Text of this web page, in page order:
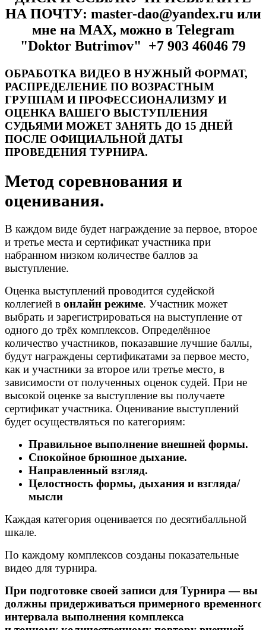
НА ПОЧТУ: master-dao@yandex.ru или
мне на MAX, можно в Telegram
"Doktor Butrimov" +7 903 46046 79
ОБРАБОТКА ВИДЕО В НУЖНЫЙ ФОРМАТ,
РАСПРЕДЕЛЕНИЕ ПО ВОЗРАСТНЫМ
ГРУППАМ И ПРОФЕССИОНАЛИЗМУ И
ОЦЕНКА ВАШЕГО ВЫСТУПЛЕНИЯ
СУДЬЯМИ МОЖЕТ ЗАНЯТЬ ДО 15 ДНЕЙ
ПОСЛЕ ОФИЦИАЛЬНОЙ ДАТЫ
ПРОВЕДЕНИЯ ТУРНИРА.
Метод соревнования и
оценивания.
В каждом виде будет награждение за первое, второе
и третье места и сертификат участника при
набранном низком количестве баллов за
выступление.
Оценка выступлений проводится судейской
коллегией в онлайн режиме. Участник может
выбрать и зарегистрироваться на выступление от
одного до трёх комплексов. Определённое
количество участников, показавшие лучшие баллы,
будут награждены сертификатами за первое место,
как и участники за второе или третье место, в
зависимости от полученных оценок судей. При не
высокой оценке за выступление вы получаете
сертификат участника. Оценивание выступлений
будет осуществляться по категориям:
Правильное выполнение внешней формы.
Спокойное брюшное дыхание.
Направленный взгляд.
Целостность формы, дыхания и взгляда/
мысли
Каждая категория оценивается по десятибалльной
шкале.
По каждому комплексов созданы показательные
видео для турнира.
При подготовке своей записи для Турнира — вы
должны придерживаться примерного временного
интервала выполнения комплекса